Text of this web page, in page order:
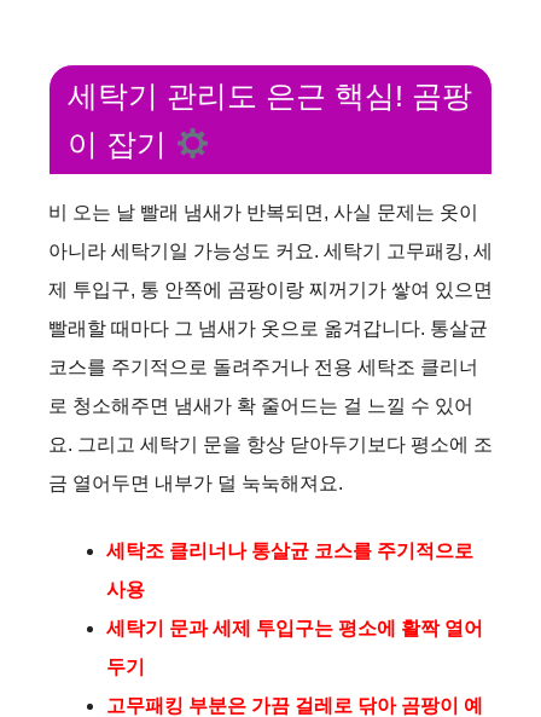
세탁기 관리도 은근 핵심! 곰팡
이 잡기
비 오는 날 빨래 냄새가 반복되면, 사실 문제는 옷이
아니라 세탁기일 가능성도 커요. 세탁기 고무패킹, 세
제 투입구, 통 안쪽에 곰팡이랑 찌꺼기가 쌓여 있으면
빨래할 때마다 그 냄새가 옷으로 옮겨갑니다. 통살균
코스를 주기적으로 돌려주거나 전용 세탁조 클리너
로 청소해주면 냄새가 확 줄어드는 걸 느낄 수 있어
요. 그리고 세탁기 문을 항상 닫아두기보다 평소에 조
금 열어두면 내부가 덜 눅눅해져요.
세탁조 클리너나 통살균 코스를 주기적으로
사용
세탁기 문과 세제 투입구는 평소에 활짝 열어
두기
고무패킹 부분은 가끔 걸레로 닦아 곰팡이 예